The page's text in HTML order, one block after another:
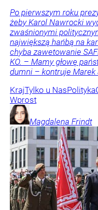
Po pierwszym roku
żeby Karol Nawrocki
zwaśnionymi
największą hańbą na
chyba zawetowanie
KO. – Mamy głowę
dumni – kontruje Marek
KrajTylko u NasPolityka
Wprost
Magdalena Frindt